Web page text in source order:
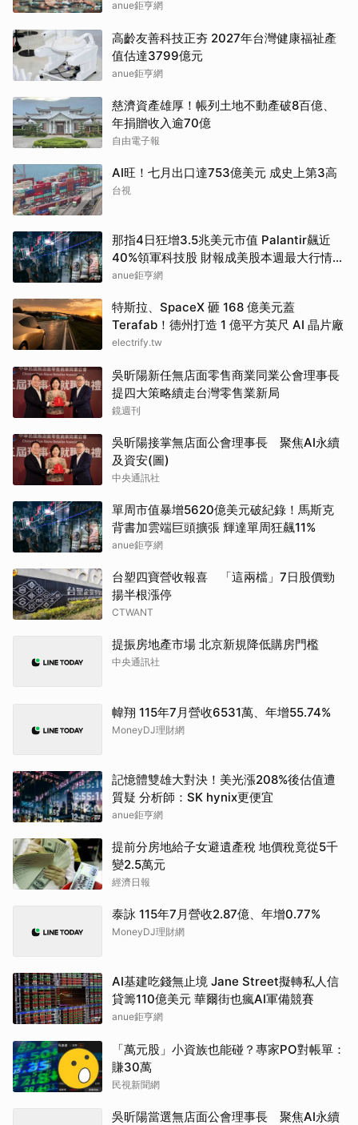
anue鉅亨網
高齡友善科技正夯 2027年台灣健康福祉產
值估達3799億元
anue鉅亨網
慈濟資產雄厚！帳列土地不動產破8百億、
年捐贈收入逾70億
自由電子報
AI旺！七月出口達753億美元 成史上第3高
台視
那指4日狂增3.5兆美元市值 Palantir飆近
40%領軍科技股 財報成美股本週最大行情推
手
anue鉅亨網
特斯拉、SpaceX 砸 168 億美元蓋
Terafab！德州打造 1 億平方英尺 AI 晶片廠
electrify.tw
吳昕陽新任無店面零售商業同業公會理事長
提四大策略續走台灣零售業新局
鏡週刊
吳昕陽接掌無店面公會理事長 聚焦AI永續
及資安(圖)
中央通訊社
單周市值暴增5620億美元破紀錄！馬斯克
背書加雲端巨頭擴張 輝達單周狂飆11%
anue鉅亨網
台塑四寶營收報喜 「這兩檔」7日股價勁
揚半根漲停
CTWANT
提振房地產市場 北京新規降低購房門檻
中央通訊社
幃翔 115年7月營收6531萬、年增55.74%
MoneyDJ理財網
記憶體雙雄大對決！美光漲208%後估值遭
質疑 分析師：SK hynix更便宜
anue鉅亨網
提前分房地給子女避遺產稅 地價稅竟從5千
變2.5萬元
經濟日報
泰詠 115年7月營收2.87億、年增0.77%
MoneyDJ理財網
AI基建吃錢無止境 Jane Street擬轉私人信
貸籌110億美元 華爾街也瘋AI軍備競賽
anue鉅亨網
「萬元股」小資族也能碰？專家PO對帳單：
賺30萬
民視新聞網
吳昕陽當選無店面公會理事長 聚焦AI永續